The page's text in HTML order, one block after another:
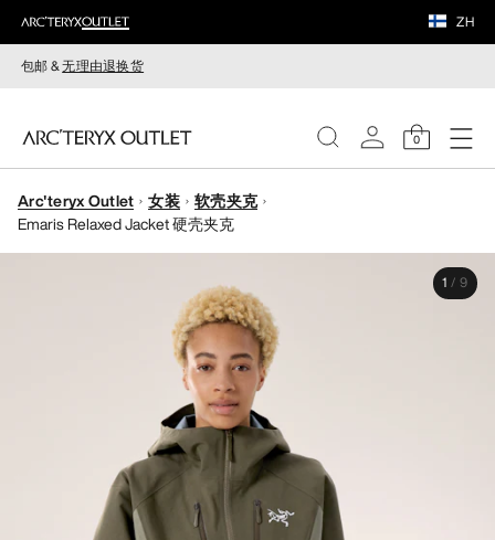
ZH
包邮 &无理由退换货
0
女装
Arc'teryx Outlet 女装
软壳夹克
Emaris Relaxed Jacket 硬壳夹克
1 / 9